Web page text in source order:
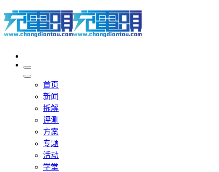
首页
新闻
拆解
评测
方案
专题
活动
学堂